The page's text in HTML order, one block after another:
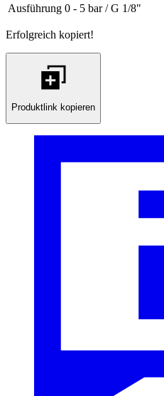
Ausführung 0 - 5 bar / G 1/8"
Erfolgreich kopiert!
Produktlink kopieren